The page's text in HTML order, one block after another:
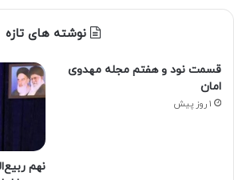
نوشته های تازه
قسمت نود و هفتم مجله مهدوی
امان
1 روز پیش
نهم